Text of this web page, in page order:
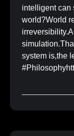
intelligent can
world?World
system is,the